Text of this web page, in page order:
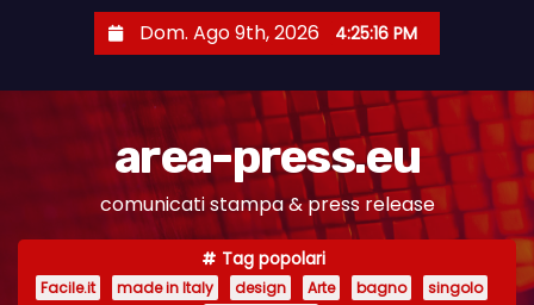
Dom. Ago 9th, 2026 4:25:17 PM
area-press.eu
comunicati stampa & press release
Tag popolari
Facile.it made in Italy design Arte bagno
singolo